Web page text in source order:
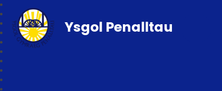
Ysgol Penalltau